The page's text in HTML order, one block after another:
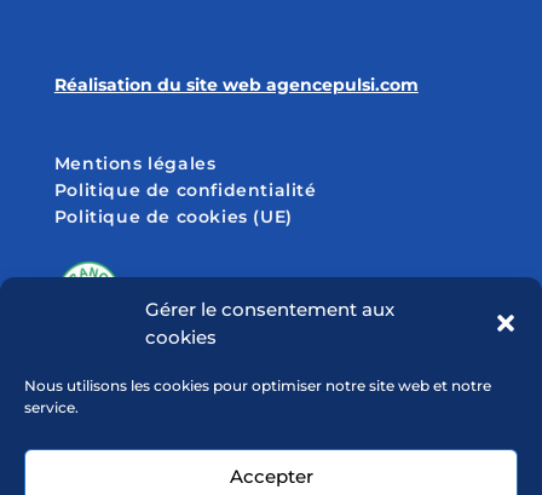
Gérer le consentement aux
cookies
Nous utilisons les cookies pour optimiser notre site web et notre
service.
Accepter
Réalisation du site web agencepulsi.com
Mentions légales
Politique de confidentialité
Politique de cookies (UE)
SUIVEZ-NOUS SUR